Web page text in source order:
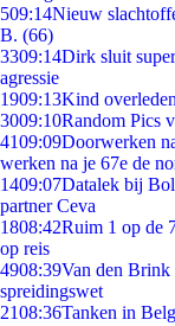
509:14Nieuw
B. (66)
3309:14Dirk sluit
agressie
1909:13Kind
3009:10Random Pics
4109:09Doorwerken
werken na je 67e de
1409:07Datalek bij
partner Ceva
1808:42Ruim 1 op de
op reis
4908:39Van den Brink
spreidingswet
2108:36Tanken in